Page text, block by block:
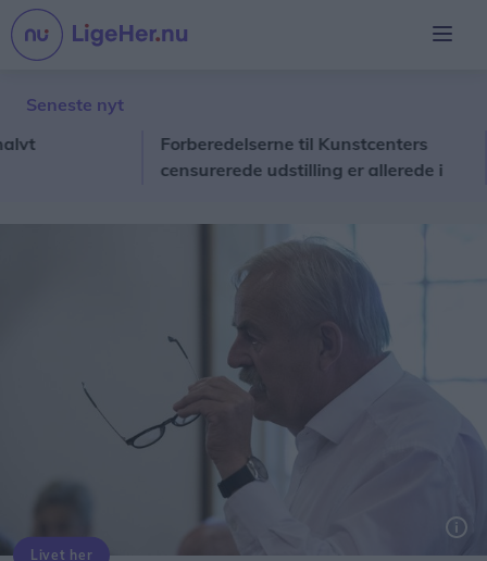
Seneste nyt
Forberedelserne til Kunstcenters
censurerede udstilling er allerede i
Livet her